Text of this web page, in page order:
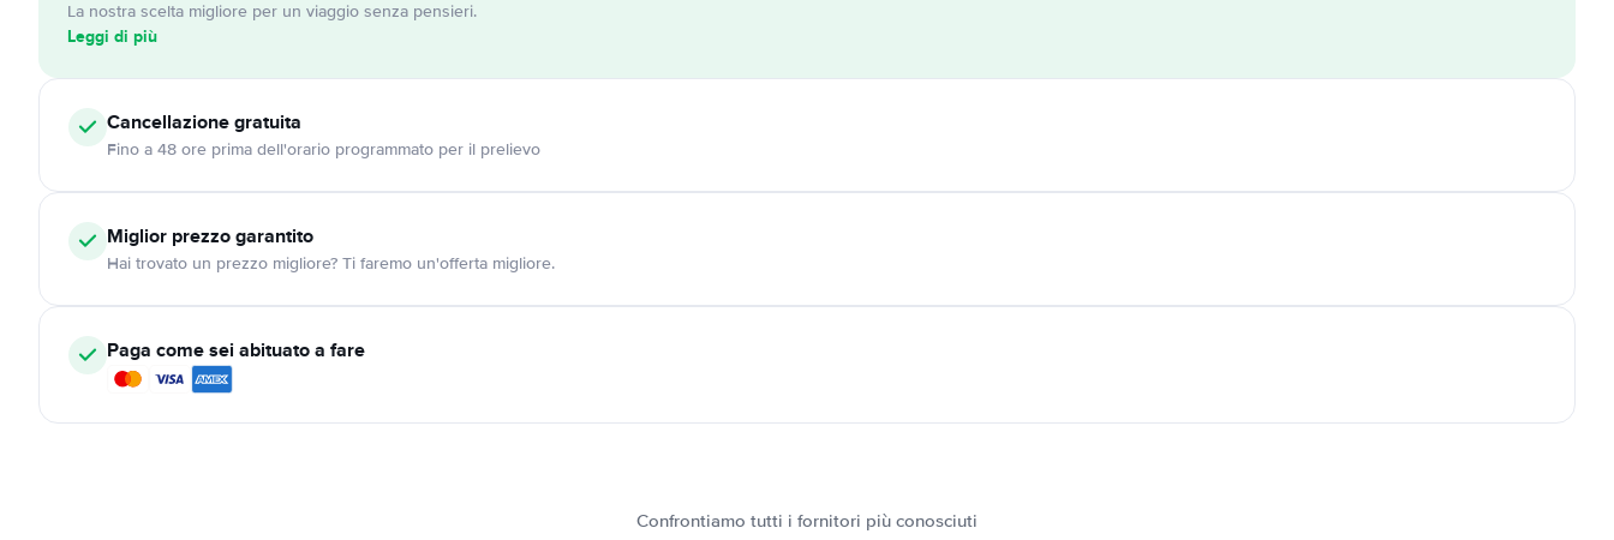
La nostra scelta migliore per un viaggio senza pensieri.
Leggi di più
Cancellazionegratuita
Fino a 48 ore prima dell'orario programmato per il prelievo
Miglior prezzo garantito
Hai trovato un prezzo migliore? Ti faremo un'offerta migliore.
Paga come sei abituato a fare
Confrontiamo tutti i fornitori più conosciuti